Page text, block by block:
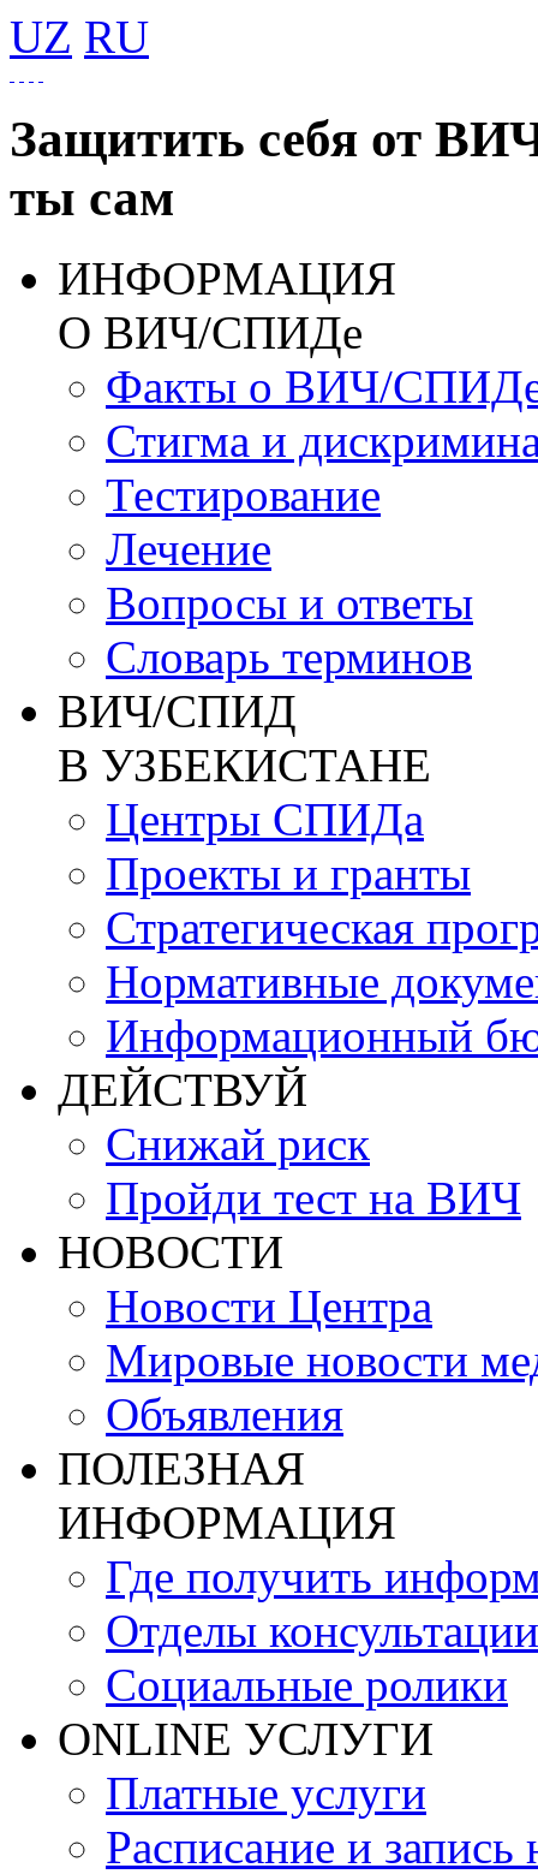
UZ RU
Защитить себя от
ты сам
ИНФОРМАЦИЯ
О ВИЧ/СПИДе
Факты о ВИЧ/
Стигма и
Тестирование
Лечение
Вопросы и ответы
Словарь терминов
ВИЧ/СПИД
В УЗБЕКИСТАНЕ
Центры СПИДа
Проекты и гранты
Стратегическая
Нормативные
Информационный
ДЕЙСТВУЙ
Снижай риск
Пройди тест на ВИЧ
НОВОСТИ
Новости Центра
Мировые новости
Объявления
ПОЛЕЗНАЯ
ИНФОРМАЦИЯ
Где получить
Отделы консультации
Социальные ролики
ONLINE УСЛУГИ
Платные услуги
Расписание и запись